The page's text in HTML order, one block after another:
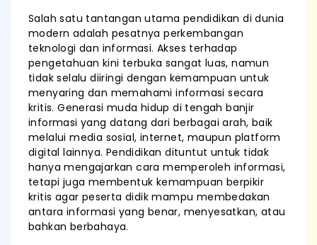
Salah satu tantangan utama pendidikan di dunia
modern adalah pesatnya perkembangan
teknologi dan informasi. Akses terhadap
pengetahuan kini terbuka sangat luas, namun
tidak selalu diiringi dengan kemampuan untuk
menyaring dan memahami informasi secara
kritis. Generasi muda hidup di tengah banjir
informasi yang datang dari berbagai arah, baik
melalui media sosial, internet, maupun platform
digital lainnya. Pendidikan dituntut untuk tidak
hanya mengajarkan cara memperoleh informasi,
tetapi juga membentuk kemampuan berpikir
kritis agar peserta didik mampu membedakan
antara informasi yang benar, menyesatkan, atau
bahkan berbahaya.